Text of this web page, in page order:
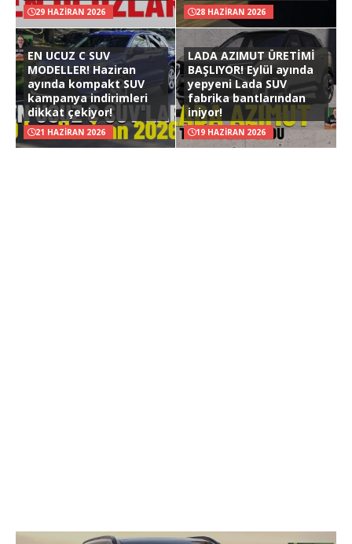
29 HAZIRAN 2026 28 HAZIRAN 2026
EN UCUZ C SUV
MODELLER! Haziran
ayında kompakt SUV
kampanya indirimleri
dikkat çekiyor!
21 HAZIRAN 2026
LADA AZIMUT ÜRETİMİ
BAŞLIYOR! Eylül ayında
yepyeni Lada SUV
fabrika bantlarından
iniyor!
19 HAZIRAN 2026